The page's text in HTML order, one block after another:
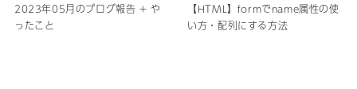
2023年05月のブログ報告 + や
ったこと
【HTML】formでname属性の使
い方・配列にする方法